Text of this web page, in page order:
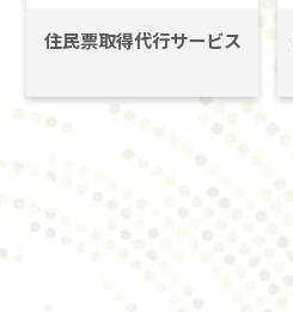
住民票取得代行サービス